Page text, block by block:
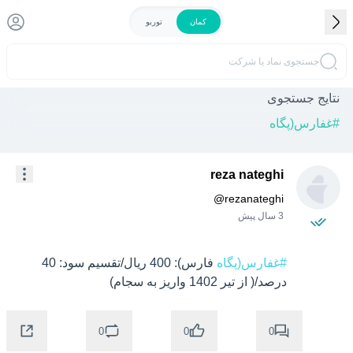
کمان توربو
جستجوی نماد یا شرکت
نتایج جستجوی
#غفارس(پگاه
reza nateghi
@rezanateghi
3 سال پیش
#غفارس(پگاه
درصد/( از تیر 1402 واریز به سجام)
0
0
0